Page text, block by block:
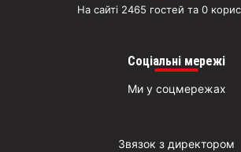
На сайті 2465 гостей та 0
Соціальні мережі
Ми у соцмережах
Звязок з директором